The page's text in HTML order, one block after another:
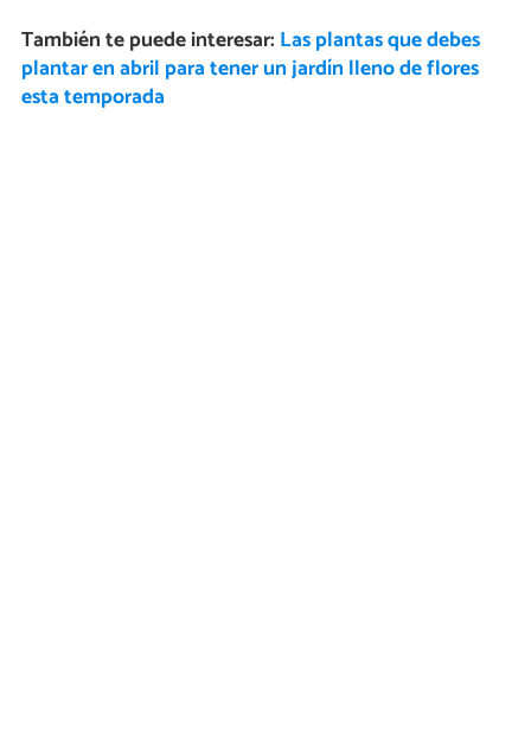
También te puede interesar: Las plantas que debes
plantar en abril para tener un jardín lleno de flores
esta temporada